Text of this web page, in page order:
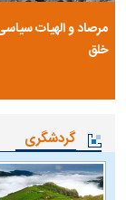
مرصاد و الهیات
خلق
گردشگری